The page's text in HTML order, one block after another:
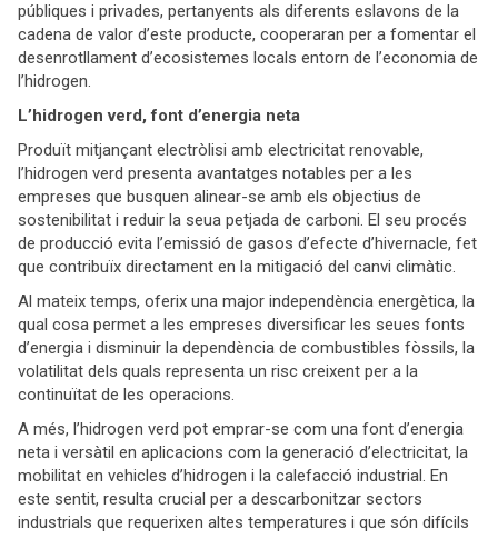
públiques i privades, pertanyents als diferents eslavons de la
cadena de valor d’este producte, cooperaran per a fomentar el
desenrotllament d’ecosistemes locals entorn de l’economia de
l’hidrogen.
L’hidrogen verd, font d’energia neta
Produït mitjançant electròlisi amb electricitat renovable,
l’hidrogen verd presenta avantatges notables per a les
empreses que busquen alinear-se amb els objectius de
sostenibilitat i reduir la seua petjada de carboni. El seu procés
de producció evita l’emissió de gasos d’efecte d’hivernacle, fet
que contribuïx directament en la mitigació del canvi climàtic.
Al mateix temps, oferix una major independència energètica, la
qual cosa permet a les empreses diversificar les seues fonts
d’energia i disminuir la dependència de combustibles fòssils, la
volatilitat dels quals representa un risc creixent per a la
continuïtat de les operacions.
A més, l’hidrogen verd pot emprar-se com una font d’energia
neta i versàtil en aplicacions com la generació d’electricitat, la
mobilitat en vehicles d’hidrogen i la calefacció industrial. En
este sentit, resulta crucial per a descarbonitzar sectors
industrials que requerixen altes temperatures i que són difícils